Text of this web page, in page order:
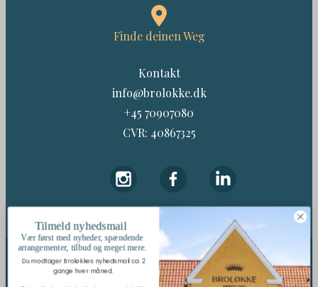
Finde deinen Weg
Kontakt
info@brolokke.dk
+45 70907080
CVR: 40867325
Tilmeld nyhedsmail
Vær først med nyheder, spændende
arrangementer, tilbud og meget mere.
Du modtager Broløkkes nyhedsmail ca. 2
gange hver måned.